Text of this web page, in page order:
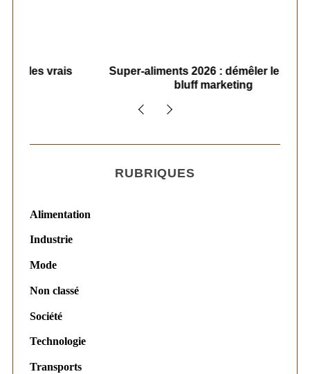
Super-aliments 2026 : démêler le vrai du
bluff marketing
RUBRIQUES
Alimentation
Industrie
Mode
Non classé
Société
Technologie
Transports